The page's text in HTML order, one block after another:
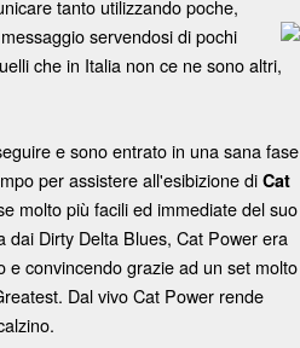
tanto utilizzando poche,
servendosi di pochi
che in Italia non ce ne sono altri,
e sono entrato in una sana fase
per assistere all'esibizione di Cat
molto più facili ed immediate del suo
dai Dirty Delta Blues, Cat Power era
e convincendo grazie ad un set molto
Dal vivo Cat Power rende